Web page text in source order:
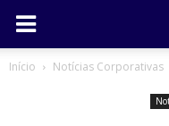
Início Notícias Corporativas